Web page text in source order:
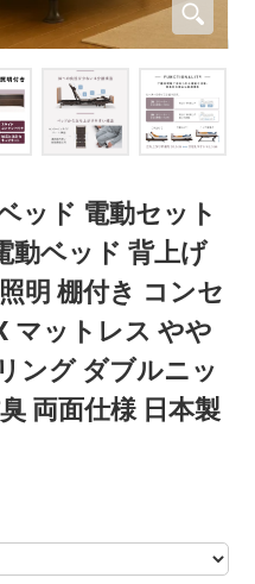
ッド 電動セット
動ベッド 背上げ
明 棚付き コンセ
マットレス やや
ング ダブルニッ
両面仕様 日本製